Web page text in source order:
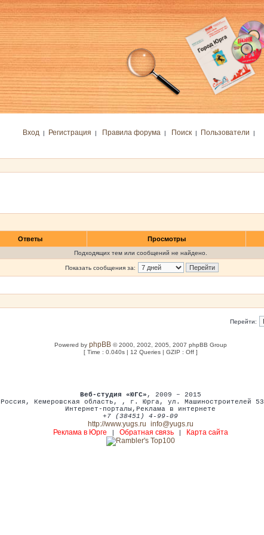
Вход | Регистрация | Правила форума | Поиск| Пользователи |
Ответы Просмотры
Подходящих тем или сообщений не найдено.
Показать сообщения за:
Перейти:
Powered by phpBB© 2000, 2002, 2005, 2007 phpBB Group
[ Time : 0.040s | 12 Queries | GZIP : Off ]
Веб-студия «ЮГС» , 2009 – 2015
Россия , Кемеровская область, , г. Юрга, ул. Машиностроителей 53
Интернет-порталы , Реклама в интернете
+7 (38451) 4-99-09
http://www.yugs.ru info@yugs.ru
Реклама в Юрге
Обратная связь| Карта сайта